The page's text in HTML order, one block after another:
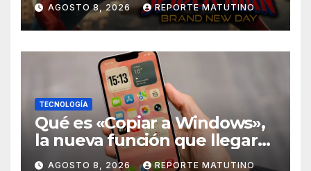
Brand New Day» desmiente
esa teoría
AGOSTO 8, 2026 REPORTE MATUTINO
TECNOLOGÍA
Qué es «Copiar a Windows»,
la nueva función que llegará
al iPhone solo para Europa
AGOSTO 8, 2026 REPORTE MATUTINO